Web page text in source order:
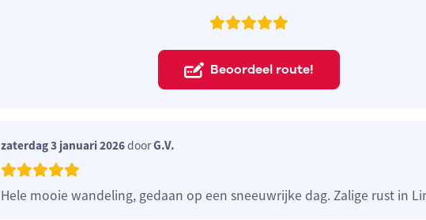
Beoordeel route!
zaterdag 3 januari 2026doorG.V.
Hele mooie wandeling, gedaan op een sneeuwrijke dag. Zalige rust in